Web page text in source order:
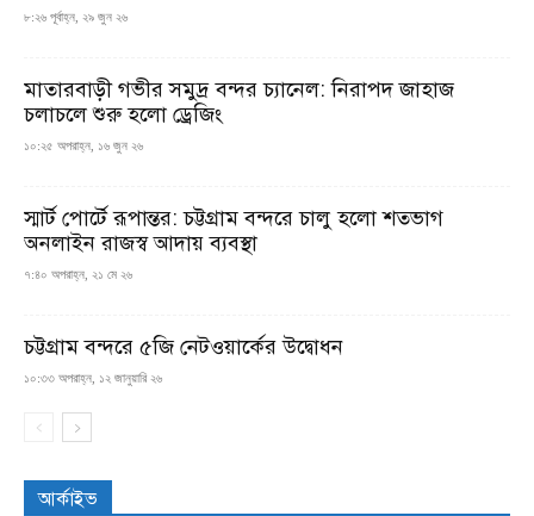
৮:২৬ পূর্বাহ্ন, ২৯ জুন ২৬
মাতারবাড়ী গভীর সমুদ্র বন্দর চ্যানেল: নিরাপদ জাহাজ
চলাচলে শুরু হলো ড্রেজিং
১০:২৫ অপরাহ্ন, ১৬ জুন ২৬
স্মার্ট পোর্টে রূপান্তর: চট্টগ্রাম বন্দরে চালু হলো শতভাগ
অনলাইন রাজস্ব আদায় ব্যবস্থা
৭:৪০ অপরাহ্ন, ২১ মে ২৬
চট্টগ্রাম বন্দরে ৫জি নেটওয়ার্কের উদ্বোধন
১০:৩৩ অপরাহ্ন, ১২ জানুয়ারি ২৬
আর্কাইভ